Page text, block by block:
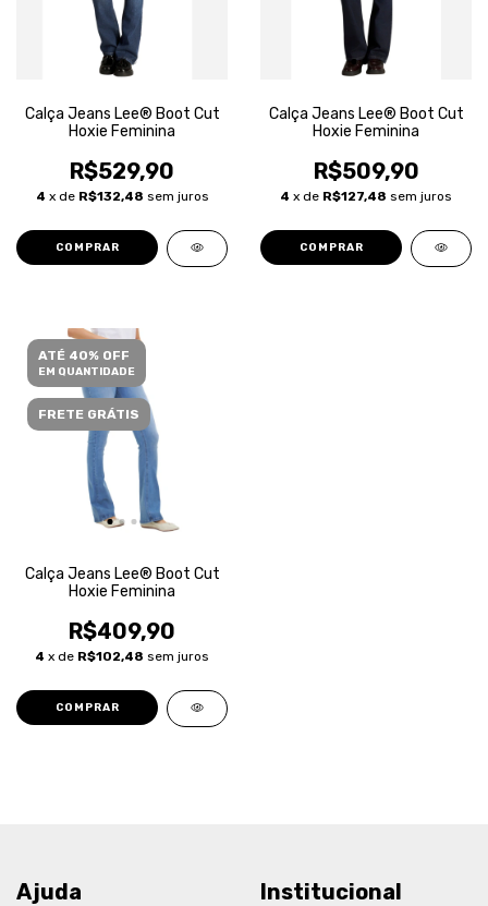
Calça Jeans Lee® Boot Cut
Hoxie Feminina
R$529,90
4 x de R$132,48 sem juros
COMPRAR
Calça Jeans Lee® Boot Cut
Hoxie Feminina
R$509,90
4 x de R$127,48 sem juros
COMPRAR
ATÉ 40% OFF
EM QUANTIDADE
FRETE GRÁTIS
Calça Jeans Lee® Boot Cut
Hoxie Feminina
R$409,90
4 x de R$102,48 sem juros
COMPRAR
Ajuda Institucional